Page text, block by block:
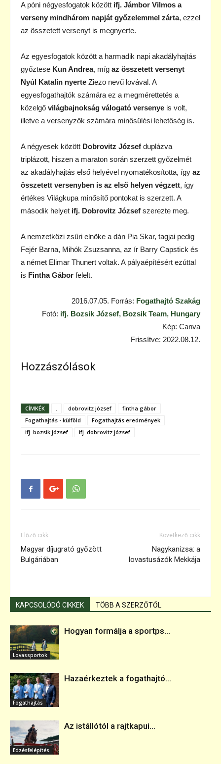
A póni négyesfogatok között ifj. Jámbor Vilmos a
verseny mindhárom napját győzelemmel zárta, ezzel
az összetett versenyt is megnyerte.
Az egyesfogatok között a harmadik napi akadályhajtás
győztese Kun Andrea, míg az összetett versenyt
Nyúl Katalin nyerte Ziezo nevű lovával. A
egyesfogathajtók számára ez a megmérettetés a
közelgő világbajnokság válogató versenye is volt,
illetve a versenyzők számára minősülési lehetőség is.
A négyesek között Dobrovitz József duplázva
triplázott, hiszen a maraton során szerzett győzelmét
az akadályhajtás első helyével nyomatékosította, így az
összetett versenyben is az első helyen végzett, így
értékes Világkupa minősítő pontokat is szerzett. A
második helyet ifj. Dobrovitz József szerezte meg.
A nemzetközi zsűri elnöke a dán Pia Skar, tagjai pedig
Fejér Barna, Mihók Zsuzsanna, az ír Barry Capstick és
a német Elimar Thunert voltak. A pályaépítésért ezúttal
is Fintha Gábor felelt.
2016.07.05. Forrás: Fogathajtó Szakág
Fotó: ifj. Bozsik József, Bozsik Team, Hungary
Kép: Canva
Frissítve: 2022.08.12.
Hozzászólások
CÍMKÉK . dobrovitz józsef
fintha gábor
Fogathajtás - külföld
Fogathajtás eredmények
ifj. bozsik józsef
ifj. dobrovitz józsef
Előző cikk
Magyar díjugrató győzött
Bulgáriában
Következő cikk
Nagykanizsa: a
lovastusázók Mekkája
KAPCSOLÓDÓ CIKKEK TÖBB A SZERZŐTŐL
Lovassportok
Hogyan formálja a sportps...
Fogathajtás
Hazaérkeztek a fogathajtó...
Edzésfelépítés
Az istállótól a rajtkapui...